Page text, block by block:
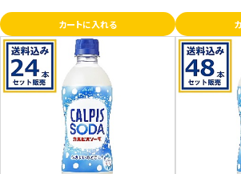
利用規約
会社概要
カートに入れる